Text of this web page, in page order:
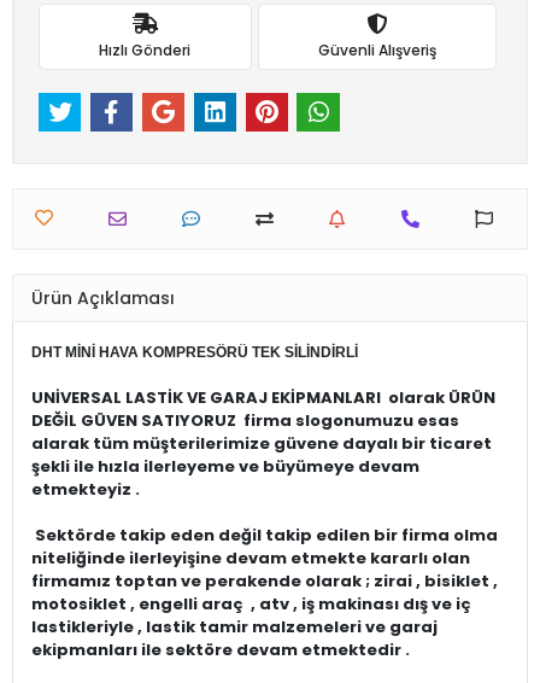
Hızlı Gönderi Güvenli Alışveriş
Ürün Açıklaması
DHT MİNİ HAVA KOMPRESÖRÜ TEK SİLİNDİRLİ
UNİVERSAL LASTİK VE GARAJ EKİPMANLARI olarak ÜRÜN
DEĞİL GÜVEN SATIYORUZ firma slogonumuzu esas
alarak tüm müşterilerimize güvene dayalı bir ticaret
şekli ile hızla ilerleyeme ve büyümeye devam
etmekteyiz .
Sektörde takip eden değil takip edilen bir firma olma
niteliğinde ilerleyişine devam etmekte kararlı olan
firmamız toptan ve perakende olarak ; zirai , bisiklet ,
motosiklet , engelli araç , atv , iş makinası dış ve iç
lastikleriyle , lastik tamir malzemeleri ve garaj
ekipmanları ile sektöre devam etmektedir .